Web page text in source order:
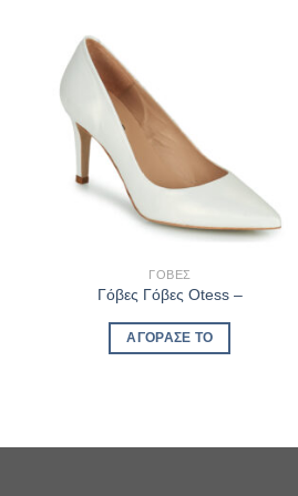
ΓΌΒΕΣ
Γόβες Γόβες Otess –
ΑΓΌΡΑΣΈ ΤΟ